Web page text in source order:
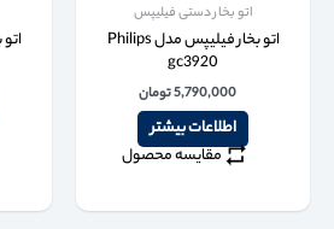
اتو بخار دستی فیلیپس
اتو بخار فیلیپس مدل Philips
gc3920
5,790,000تومان
اطلاعات بیشتر
مقایسه محصول